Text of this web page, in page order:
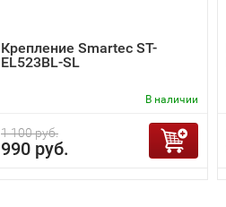
Крепление Smartec ST-
EL523BL-SL
В наличии
1 100 руб.
990 руб.